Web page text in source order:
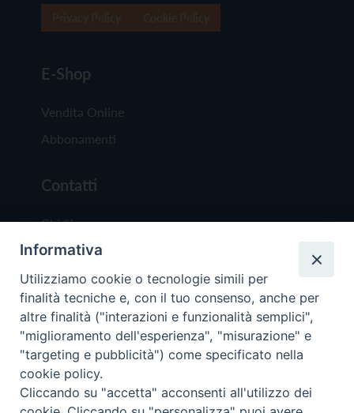
E-Shop
Vendita Online
Abbonamenti
Contatti
Chi Siamo
Redazione
Scrivici
Copyright © 2019 - Tutti i diritti riservati - Vita
Trentina Editrice
Informativa
Utilizziamo cookie o tecnologie simili per
finalità tecniche e, con il tuo consenso, anche per
altre finalità ("interazioni e funzionalità semplici",
"miglioramento dell'esperienza", "misurazione" e
"targeting e pubblicità") come specificato nella
cookie policy.
Cliccando su "accetta" acconsenti all'utilizzo dei